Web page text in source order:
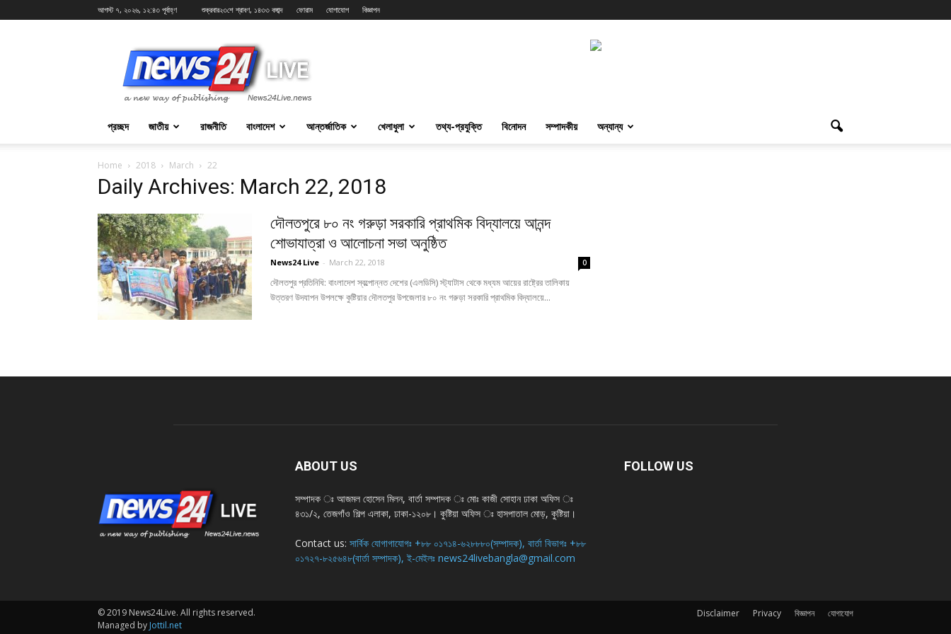
আগস্ট ৭, ২০২৬, ১২:৪৩ পূর্বাহ্ণ শুক্রবার২৩শে শ্রাবণ, ১৪৩৩ বঙ্গাব্দ ফোরাম যোগাযোগ বিজ্ঞাপন
News24Live
প্রচ্ছদ জাতীয় রাজনীতি বাংলাদেশ আন্তর্জাতিক খেলাধুলা তথ্য-প্রযুক্তি বিনোদন সম্পাদকীয় অন্যান্য
Home 2018 March 22
Daily Archives: March 22, 2018
দৌলতপুরে ৮০ নং গরুড়া সরকারি প্রাথমিক বিদ্যালয়ে আনন্দ
শোভাযাত্রা ও আলোচনা সভা অনুষ্ঠিত
News24 Live - March 22, 2018 0
দৌলতপুর প্রতিনিধি: বাংলাদেশ স্বল্পোন্নত দেশের (এলডিসি) স্ট্যাটাস থেকে মধ্যম আয়ের রাষ্ট্রের তালিকায়
উত্তরণ উদযাপন উপলক্ষে কুষ্টিয়ার দৌলতপুর উপজেলার ৮০ নং গরুড়া সরকারি প্রাথমিক বিদ্যালয়ে...
ABOUT US
সম্পাদক ঃ আজমল হোসেন মিলন, বার্তা সম্পাদক ঃ মোঃ কাজী সোহান ঢাকা অফিস ঃ
৪৩১/২, তেজগাঁও শিল্প এলাকা, ঢাকা-১২০৮। কুষ্টিয়া অফিস ঃ হাসপাতাল মোড়, কুষ্টিয়া।
Contact us: সার্বিক যোগাগাযোগঃ +৮৮ ০১৭১৪-৬২৮৮৮০(সম্পাদক), বার্তা বিভাগঃ +৮৮
০১৭২৭-৮২৫৬৪৮(বার্তা সম্পাদক), ই-মেইলঃ news24livebangla@gmail.com
FOLLOW US
Disclaimer Privacy বিজ্ঞাপন যোগাযোগ
© 2019 News24Live. All rights reserved.
Managed by Jottil.net